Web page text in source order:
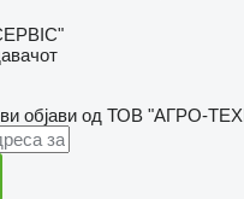
објави од ТОВ "АГРО-